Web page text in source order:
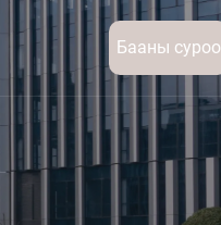
Бааны суроо